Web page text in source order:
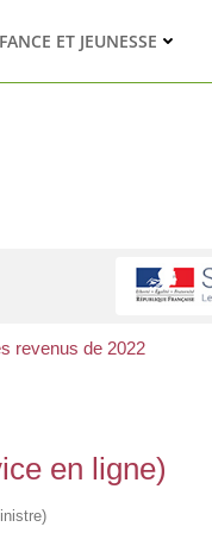
ET JEUNESSE
revenus de 2022
en ligne)